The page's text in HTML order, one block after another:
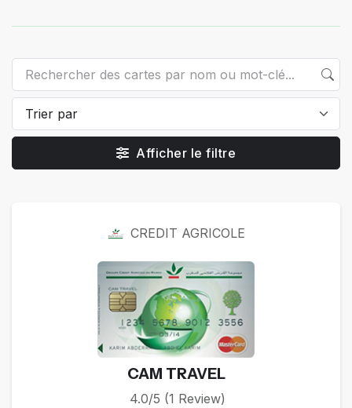
Afficher le filtre
CREDIT AGRICOLE
CAM TRAVEL
4.0/5 (1 Review)